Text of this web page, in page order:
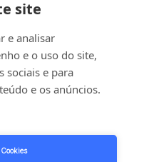
site
e analisar
e o uso do site,
sociais e para
e os anúncios.